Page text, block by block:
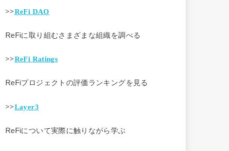
>>ReFi DAO
ReFiに取り組むさまざまな組織を調べる
>>ReFi Ratings
ReFiプロジェクトの評価ランキングを見る
>>Layer3
ReFiについて実際に触りながら学ぶ